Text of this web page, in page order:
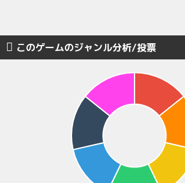
このゲームのジャンル分析/投票